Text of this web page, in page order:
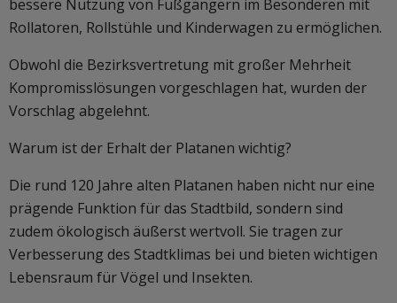
bessere Nutzung von Fußgängern im Besonderen mit
Rollatoren, Rollstühle und Kinderwagen zu ermöglichen.
Obwohl die Bezirksvertretung mit großer Mehrheit
Kompromisslösungen vorgeschlagen hat, wurden der
Vorschlag abgelehnt.
Warum ist der Erhalt der Platanen wichtig?
Die rund 120 Jahre alten Platanen haben nicht nur eine
prägende Funktion für das Stadtbild, sondern sind
zudem ökologisch äußerst wertvoll. Sie tragen zur
Verbesserung des Stadtklimas bei und bieten wichtigen
Lebensraum für Vögel und Insekten.